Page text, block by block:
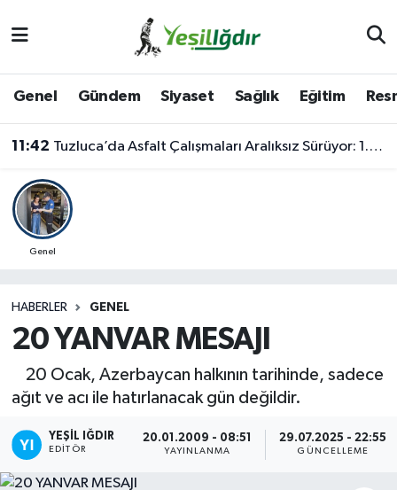
Genel Gündem Siyaset Sağlık Eğitim
11:42 Tuzluca’da Asfalt Çalışmaları Aralıksız Sürüyor: 1.700 Metrelik Kısım Tamamlandı
Genel
HABERLER GENEL
20 YANVAR MESAJI
20 Ocak, Azerbaycan halkının tarihinde, sadece
ağıt ve acı ile hatırlanacak gün değildir.
YEŞIL IĞDIR
EDITÖR
20.01.2009 - 08:51
YAYINLANMA
29.07.2025 - 22:55
GÜNCELLEME
İğdir Namaz Vakitleri
Iğdır Trafik Yoğunluk Haritası
Süper Lig Puan Durumu ve Fikstür
Son Dakika Haberleri
Haber Arşivi